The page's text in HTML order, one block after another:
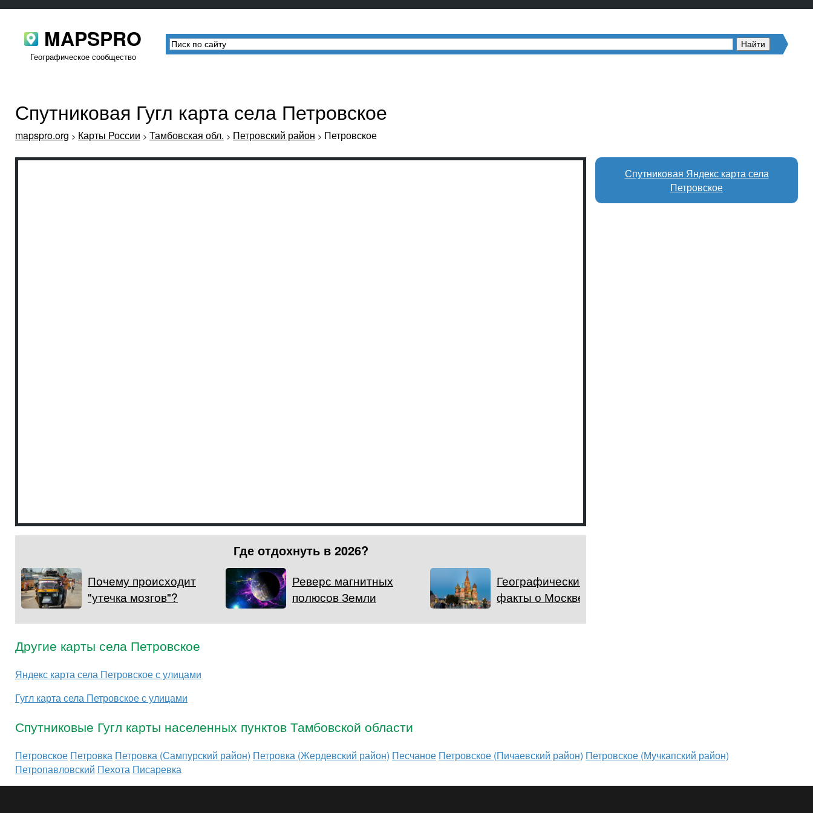
MAPSPRO
Географическое сообщество
Спутниковая Гугл карта села Петровское
mapspro.org > Карты России > Тамбовская обл. > Петровский район > Петровское
Где отдохнуть в 2026?
Почему происходит
"утечка мозгов"?
Реверс магнитных
полюсов Земли
Географические
факты о Москве
Спутниковая Яндекс карта села
Петровское
Другие карты села Петровское
Яндекс карта села Петровское с улицами
Гугл карта села Петровское с улицами
Спутниковые Гугл карты населенных пунктов Тамбовской области
Петровское Петровка Петровка (Сампурский район) Петровка (Жердевский район) Песчаное Петровское (Пичаевский район) Петровское (Мучкапский район)
Петропавловский Пехота Писаревка